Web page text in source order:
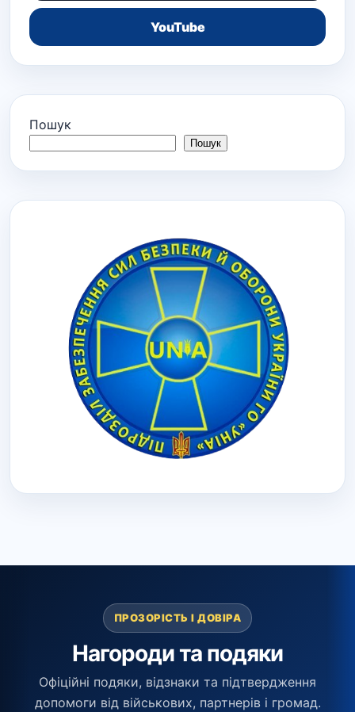
YouTube
Пошук
Пошук
ПРОЗОРІСТЬ І ДОВІРА
Нагороди та подяки
Офіційні подяки, відзнаки та підтвердження
допомоги від військових, партнерів і громад.